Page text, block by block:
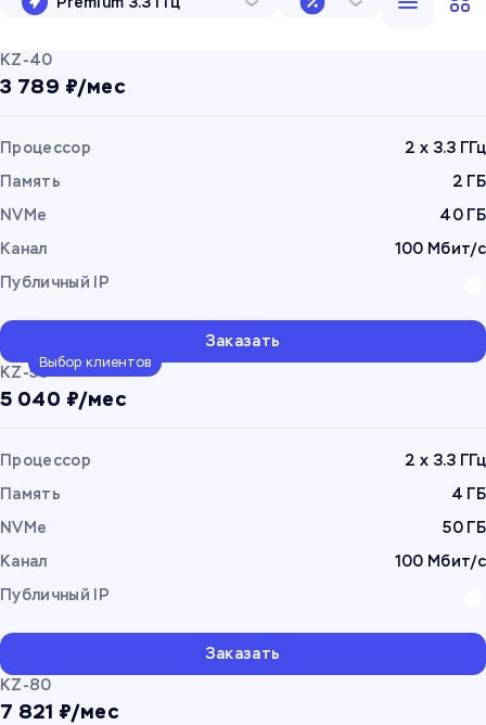
KZ-40
3 789 ₽/мес
Процессор
2 x 3.3 ГГц
Память
2 ГБ
NVMe
40 ГБ
Канал
100 Мбит/с
Публичный IP
Заказать
Выбор клиентов
KZ-50
5 040 ₽/мес
Процессор
2 x 3.3 ГГц
Память
4 ГБ
NVMe
50 ГБ
Канал
100 Мбит/с
Публичный IP
Заказать
KZ-80
7 821 ₽/мес